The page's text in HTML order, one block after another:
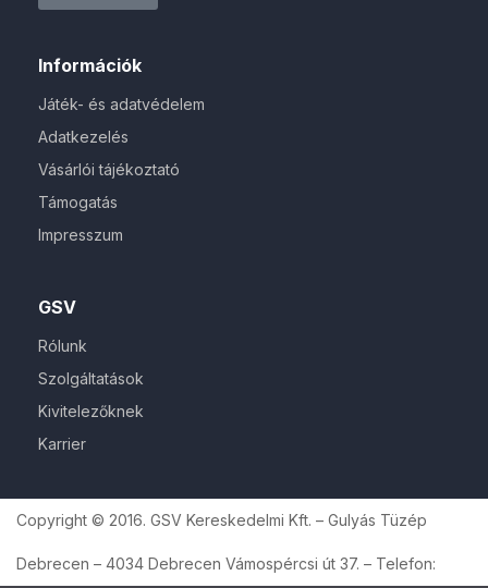
GSV
Rólunk
Szolgáltatások
Kivitelezőknek
Karrier
Információk
Játék- és adatvédelem
Adatkezelés
Vásárlói tájékoztató
Támogatás
Impresszum
Copyright © 2016. GSV Kereskedelmi Kft. – Gulyás Tüzép
Debrecen – 4034 Debrecen Vámospércsi út 37. – Telefon: